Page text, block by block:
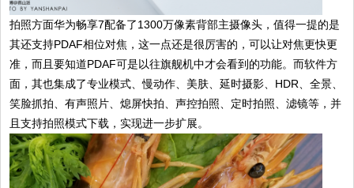
拍照方面华为畅享7配备了1300万像素背部主摄像头，值得一提的是
其还支持PDAF相位对焦，这一点还是很厉害的，可以让对焦更快更
准，而且要知道PDAF可是以往旗舰机中才会看到的功能。而软件方
面，其也集成了专业模式、慢动作、美肤、延时摄影、HDR、全景、
笑脸抓拍、有声照片、熄屏快拍、声控拍照、定时拍照、滤镜等，并
且支持拍照模式下载，实现进一步扩展。